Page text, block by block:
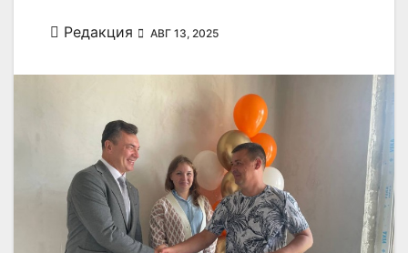
Редакция АВГ 13, 2025